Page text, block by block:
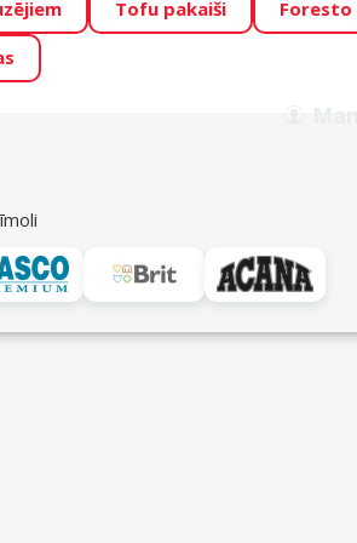
cenas mīluļu TOP barībām! 🍖 →
tieši Tavs mīlulis būs 2027. gada
Tofu pakaiši
Foresto